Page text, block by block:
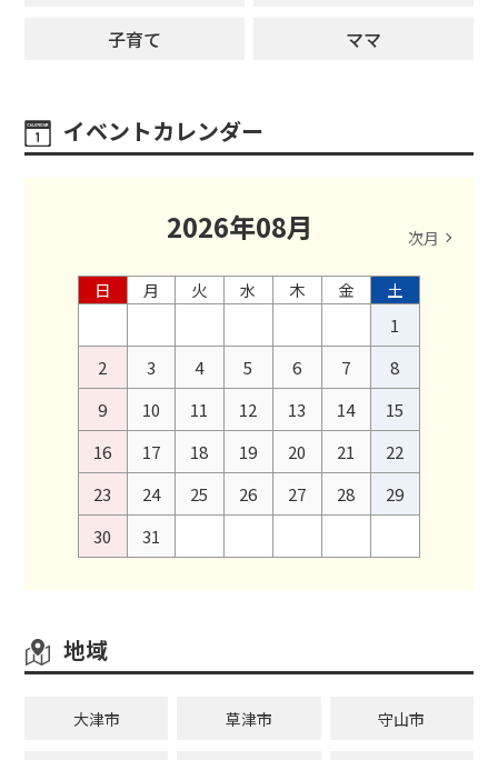
子育て
ママ
イベントカレンダー
2026年08月 次月
日 月 火 水 木 金
土
1
2
3 4 5 6 7
8
9
10 11 12 13 14
15
16
17 18 19 20 21
22
23
24 25 26 27 28
29
30
31
地域
大津市 草津市 守山市